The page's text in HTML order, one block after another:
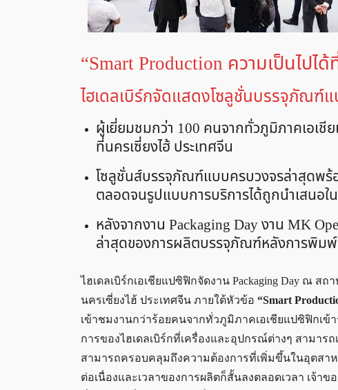
“Smart Production ความเป็นไปไ
ไฮเดลเบิร์กจัดแสดงโซลูชั่นบรรจุภัณฑ์
ผู้เยี่ยมชมกว่า 100 คนจากทั่วภูมิภาคเอเชี
ที่นครเซี่ยงไฮ้ ประเทศจีน
โซลูชั่นส์บรรจุภัณฑ์แบบครบวงจรล่าสุดพ
ตลอดจนรูปแบบการบริการได้ถูกนำเสนอ
หลังจากงาน Packaging Day งาน MK
ล่าสุดของการผลิตบรรจุภัณฑ์หลังการพิมพ์
ไฮเดลเบิร์กเอเชียแปซิฟิกจัดงาน Packaging Day ณ ส
นครเซี่ยงไฮ้ ประเทศจีน ภายใต้หัวข้อ “Smart
เข้าชมงานกว่าร้อยคนจากทั่วภูมิภาคเอเชียแปซิฟิกเ
การของไฮเดลเบิร์กที่เครื่องและอุปกรณ์ต่างๆ สามา
สามารถครอบคลุมถึงความต้องการที่เพิ่มขึ้นในอุตสา
ต่อเนื่องและเวลาของการผลิตก็สั้นลงตลอดเวลา เจ้า